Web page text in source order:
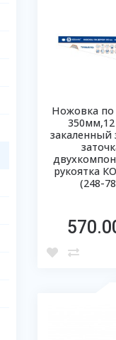
Ножовка по
закаленный
рукоятка
(248-